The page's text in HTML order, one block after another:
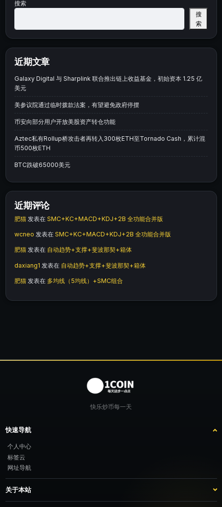
搜索
搜
索
近期文章
Galaxy Digital 与 Sharplink 联合推出链上收益基金，初始资本 1.25 亿
美元
美参议院通过临时拨款法案，有望避免政府停摆
币安向部分用户开放美股资产转仓功能
Aztec私有Rollup桥攻击者再转入300枚ETH至Tornado Cash，累计混
币500枚ETH
BTC跌破65000美元
近期评论
肥猫 发表在 SMC+KC+MACD+KDJ+2B 全功能合并版
wcneo 发表在 SMC+KC+MACD+KDJ+2B 全功能合并版
肥猫 发表在 自动趋势+支撑+斐波那契+箱体
daxiang1 发表在 自动趋势+支撑+斐波那契+箱体
肥猫 发表在 多均线（5均线）+SMC组合
快乐炒币每一天
快速导航
个人中心
标签云
网址导航
关于本站
站点介绍